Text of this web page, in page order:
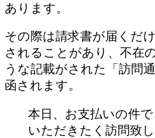
あります。
その際は請求書が届くだ
されることがあり、不在
うな記載がされた「訪問
函されます。
本日、お支払いの件
いただきたく訪問致